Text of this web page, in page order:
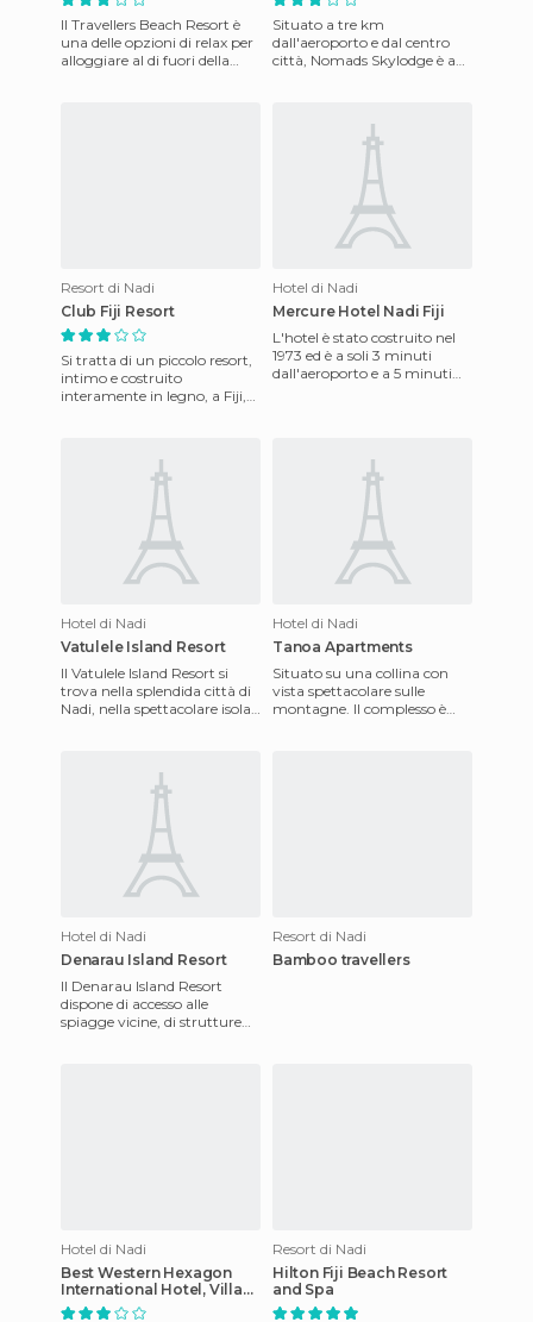
Il Travellers Beach Resort è
una delle opzioni di relax per
alloggiare al di fuori della
Situato a tre km
dall'aeroporto e dal centro
città, Nomads Skylodge è a
Resort di Nadi
Club Fiji Resort
Si tratta di un piccolo resort,
intimo e costruito
interamente in legno, a Fiji,
Hotel di Nadi
Mercure Hotel Nadi Fiji
L'hotel è stato costruito nel
1973 ed è a soli 3 minuti
dall'aeroporto e a 5 minuti
Hotel di Nadi
Vatulele Island Resort
Il Vatulele Island Resort si
trova nella splendida città di
Nadi, nella spettacolare isola
Hotel di Nadi
Tanoa Apartments
Situato su una collina con
vista spettacolare sulle
montagne. Il complesso è
Hotel di Nadi
Denarau Island Resort
Il Denarau Island Resort
dispone di accesso alle
spiagge vicine, di strutture
Resort di Nadi
Bamboo travellers
Hotel di Nadi
Best Western Hexagon
International Hotel, Villas
& Spa
Resort di Nadi
Hilton Fiji Beach Resort
and Spa